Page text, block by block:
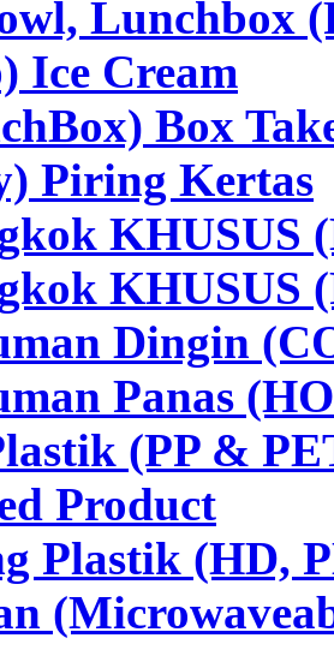
Lunchbox
Ice Cream
Box
Piring Kertas
KHUSUS
KHUSUS
Dingin
Panas
(PP &
Product
Plastik (HD,